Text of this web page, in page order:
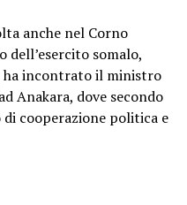
anche nel Corno
dell’esercito somalo,
ha incontrato il ministro
Anakara, dove secondo
cooperazione politica e